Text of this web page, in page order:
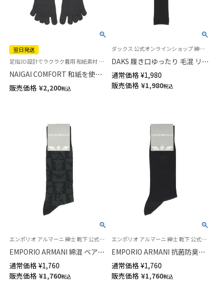
翌日発送
足指3D設計でラクラク着用 和紙素材 五本指 日本製 ソックス ナイガイ コンフォート
NAIGAI COMFORT 和紙を使っ
た靴下 5本指 サラッとした肌ざ
わり 親指セパレート ホールガ
販売価格 ¥2,200税込
ダックス 公式オンラインショップ 紳士 靴下
DAKS 履き口ゆったり 毛混 リブ
ハイソックス 消臭加工 ワンポ
イント ロングホーズ メンズ 日
本製 02501902
通常価格 ¥1,980
販売価格 ¥1,980税込
エンポリオ アルマーニ 紳士 靴下 公式ショップ
EMPORIO ARMANI 綿混 ベア＆
EAリンクス柄 クルー丈 メンズ
ソックス 日本製 02342387
通常価格 ¥1,760
販売価格 ¥1,760税込
エンポリオ アルマーニ 紳士 靴下 公式ショップ
EMPORIO ARMANI 抗菌防臭加
工 リブ ビジネスソックス ロゴ
刺繍 クルー丈 メンズ【25-
27cm】【27-29cm】 02312110
通常価格 ¥1,760
販売価格 ¥1,760税込